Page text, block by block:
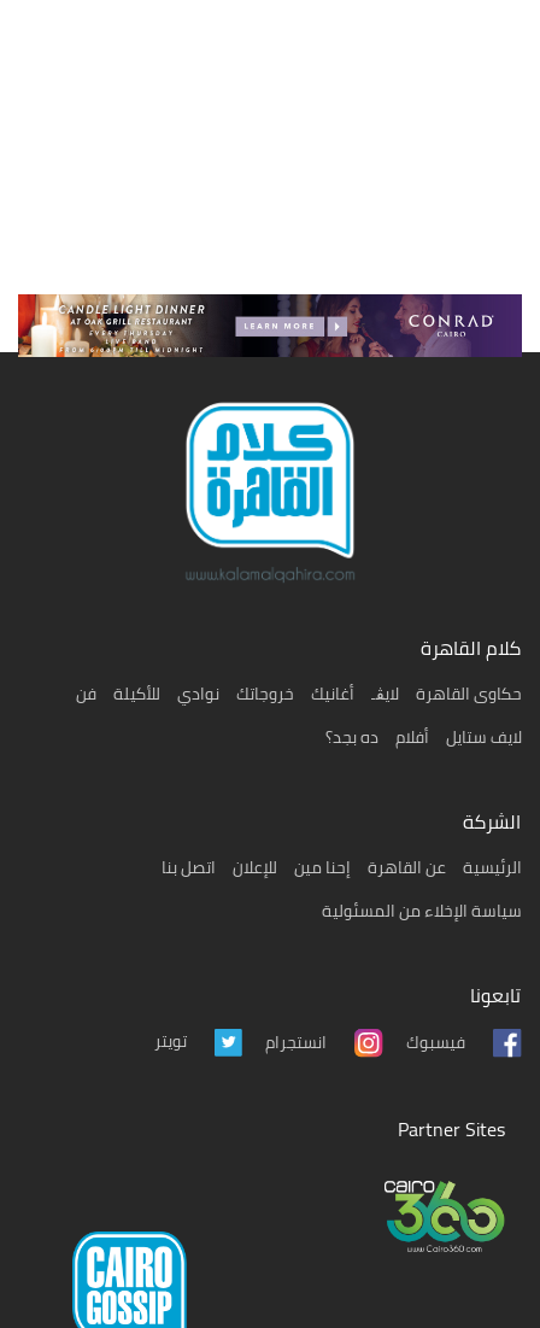
كلام القاهرة
حكاوى القاهرة لايڨـ أغانيك خروجاتك نوادي للأكيلة فن
لايف ستايل أفلام ده بجد؟
الشركة
الرئيسية عن القاهرة إحنا مين للإعلان اتصل بنا
سياسة الإخلاء من المسئولية
تابعونا
فيسبوك انستجرام تويتر
Partner Sites